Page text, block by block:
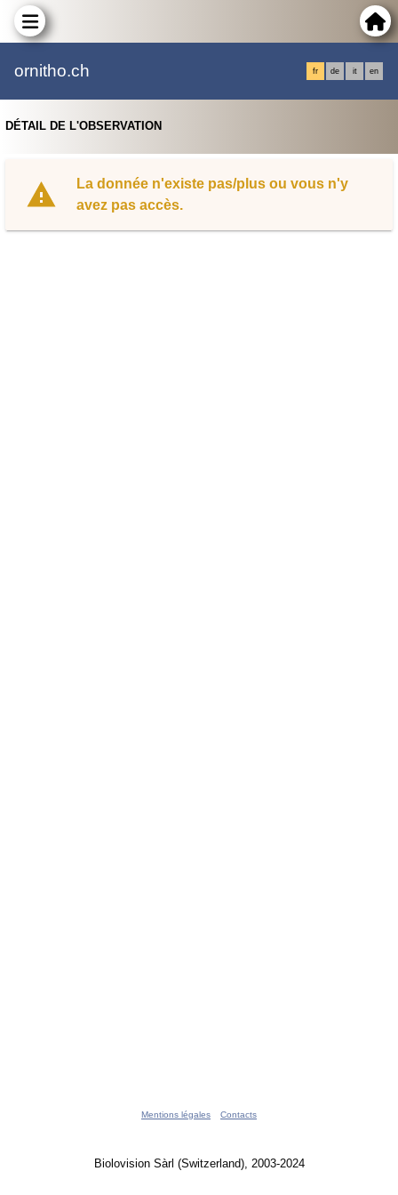
ornitho.ch fr de it en
DÉTAIL DE L'OBSERVATION
La donnée n'existe pas/plus ou vous n'y
avez pas accès.
Mentions légales Contacts
Biolovision Sàrl (Switzerland), 2003-2024